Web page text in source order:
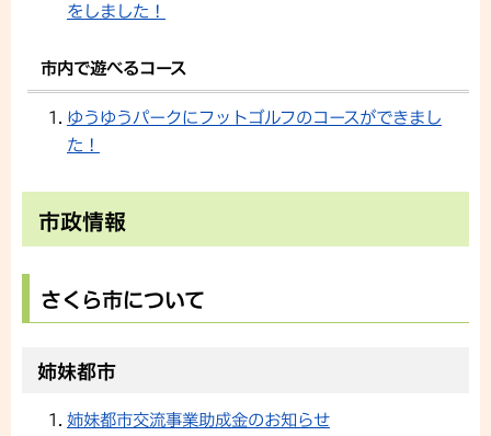
をしました！
市内で遊べるコース
ゆうゆうパークにフットゴルフのコースができまし
た！
市政情報
さくら市について
姉妹都市
姉妹都市交流事業助成金のお知らせ